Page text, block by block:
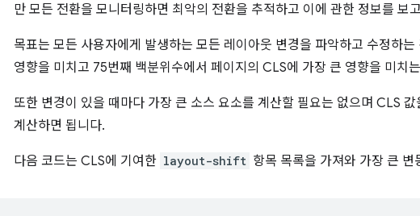
만 모든 전환을 모니터링하면 최악의 전환을 추적하고 이에 관한 정보를 보
목표는 모든 사용자에게 발생하는 모든 레이아웃 변경을 파악하고 수정하
영향을 미치고 75번째 백분위수에서 페이지의 CLS에 가장 큰 영향을 미치
또한 변경이 있을 때마다 가장 큰 소스 요소를 계산할 필요는 없으며 CLS
계산하면 됩니다.
다음 코드는 CLS에 기여한 layout-shift 항목 목록을 가져와 가장 큰